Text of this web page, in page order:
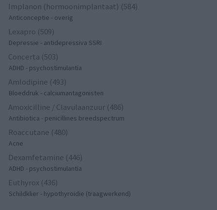
Implanon (hormoonimplantaat) (584)
Anticonceptie - overig
Lexapro (509)
Depressie - antidepressiva SSRI
Concerta (503)
ADHD - psychostimulantia
Amlodipine (493)
Bloeddruk - calciumantagonisten
Amoxicilline / Clavulaanzuur (486)
Antibiotica - penicillines breedspectrum
Roaccutane (480)
Acne
Dexamfetamine (446)
ADHD - psychostimulantia
Euthyrox (436)
Schildklier - hypothyroidie (traagwerkend)